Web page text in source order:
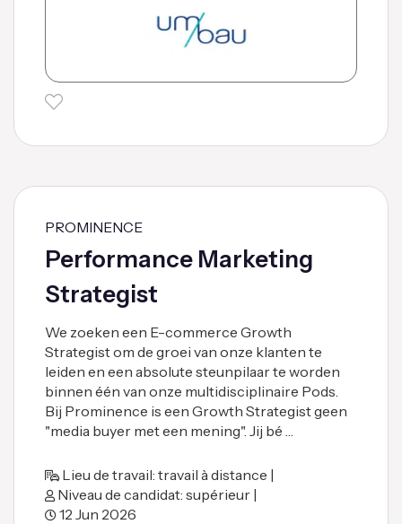
PROMINENCE
Performance Marketing
Strategist
We zoeken een E-commerce Growth
Strategist om de groei van onze klanten te
leiden en een absolute steunpilaar te worden
binnen één van onze multidisciplinaire Pods.
Bij Prominence is een Growth Strategist geen
"media buyer met een mening". Jij bé …
Lieu de travail: travail à distance |
Niveau de candidat: supérieur |
12 Jun 2026